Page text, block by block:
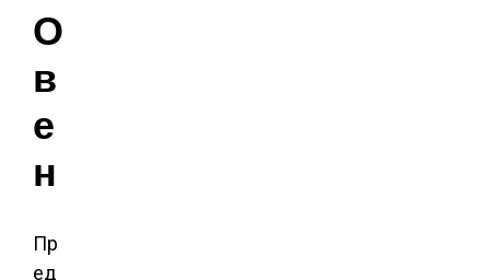
О
в
е
н
Пр
ед